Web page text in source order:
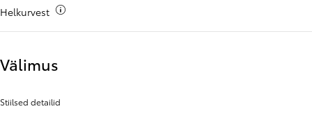
Helkurvest
Välimus
Stiilsed detailid